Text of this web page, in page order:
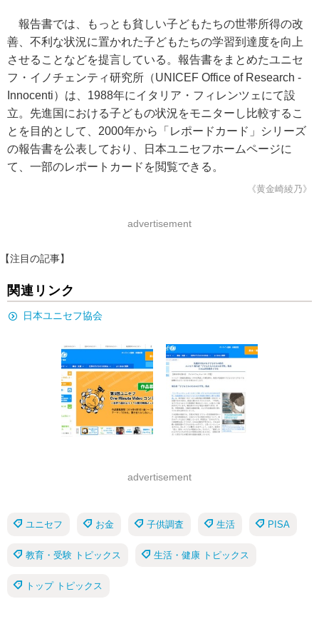
報告書では、もっとも貧しい子どもたちの世帯所得の改
善、不利な状況に置かれた子どもたちの学習到達度を向上
させることなどを提言している。報告書をまとめたユニセ
フ・イノチェンティ研究所（UNICEF Office of Research -
Innocenti）は、1988年にイタリア・フィレンツェにて設
立。先進国における子どもの状況をモニターし比較するこ
とを目的として、2000年から「レポードカード」シリーズ
の報告書を公表しており、日本ユニセフホームページに
て、一部のレポートカードを閲覧できる。
《黄金崎綾乃》
advertisement
【注目の記事】
関連リンク
日本ユニセフ協会
advertisement
ユニセフ お金 子供調査 生活 PISA
教育・受験 トピックス 生活・健康 トピックス
トップ トピックス